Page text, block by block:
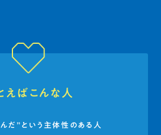
えばこんな人
だ”という主体性のある人